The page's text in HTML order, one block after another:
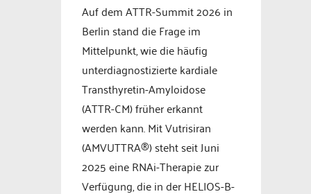
Auf dem ATTR-Summit 2026 in
Berlin stand die Frage im
Mittelpunkt, wie die häufig
unterdiagnostizierte kardiale
Transthyretin-Amyloidose
(ATTR-CM) früher erkannt
werden kann. Mit Vutrisiran
(AMVUTTRA®) steht seit Juni
2025 eine RNAi-Therapie zur
Verfügung, die in der HELIOS-B-